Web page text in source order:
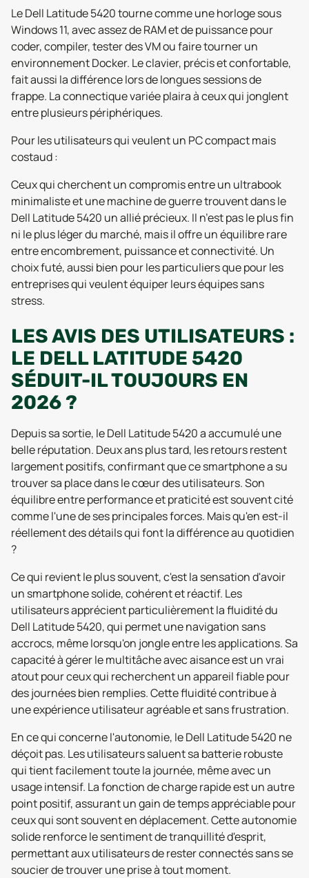
Le Dell Latitude 5420 tourne comme une horloge sous
Windows 11, avec assez de RAM et de puissance pour
coder, compiler, tester des VM ou faire tourner un
environnement Docker. Le clavier, précis et confortable,
fait aussi la différence lors de longues sessions de
frappe. La connectique variée plaira à ceux qui jonglent
entre plusieurs périphériques.
Pour les utilisateurs qui veulent un PC compact mais
costaud :
Ceux qui cherchent un compromis entre un ultrabook
minimaliste et une machine de guerre trouvent dans le
Dell Latitude 5420 un allié précieux. Il n’est pas le plus fin
ni le plus léger du marché, mais il offre un équilibre rare
entre encombrement, puissance et connectivité. Un
choix futé, aussi bien pour les particuliers que pour les
entreprises qui veulent équiper leurs équipes sans
stress.
LES AVIS DES UTILISATEURS :
LE DELL LATITUDE 5420
SÉDUIT-IL TOUJOURS EN
2026 ?
Depuis sa sortie, le Dell Latitude 5420 a accumulé une
belle réputation. Deux ans plus tard, les retours restent
largement positifs, confirmant que ce smartphone a su
trouver sa place dans le cœur des utilisateurs. Son
équilibre entre performance et praticité est souvent cité
comme l'une de ses principales forces. Mais qu'en est-il
réellement des détails qui font la différence au quotidien
?
Ce qui revient le plus souvent, c'est la sensation d'avoir
un smartphone solide, cohérent et réactif. Les
utilisateurs apprécient particulièrement la fluidité du
Dell Latitude 5420, qui permet une navigation sans
accrocs, même lorsqu'on jongle entre les applications. Sa
capacité à gérer le multitâche avec aisance est un vrai
atout pour ceux qui recherchent un appareil fiable pour
des journées bien remplies. Cette fluidité contribue à
une expérience utilisateur agréable et sans frustration.
En ce qui concerne l'autonomie, le Dell Latitude 5420 ne
déçoit pas. Les utilisateurs saluent sa batterie robuste
qui tient facilement toute la journée, même avec un
usage intensif. La fonction de charge rapide est un autre
point positif, assurant un gain de temps appréciable pour
ceux qui sont souvent en déplacement. Cette autonomie
solide renforce le sentiment de tranquillité d'esprit,
permettant aux utilisateurs de rester connectés sans se
soucier de trouver une prise à tout moment.